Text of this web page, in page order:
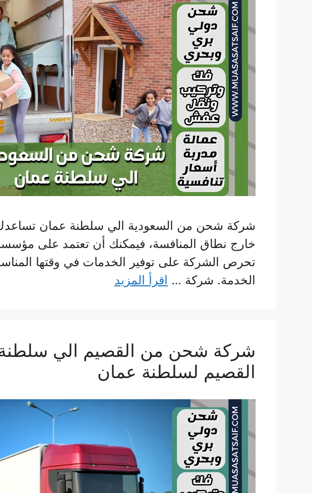
شركة شحن من السعودية الي سلطنة عمان
خارج نطاق المنافسة، فيمكنك أن تعتمد على
تحرص الشركة على توفير الخدمات في وقتها
الخدمة. شركة … اقرأ المزيد
القصيم لسلطنة عمان